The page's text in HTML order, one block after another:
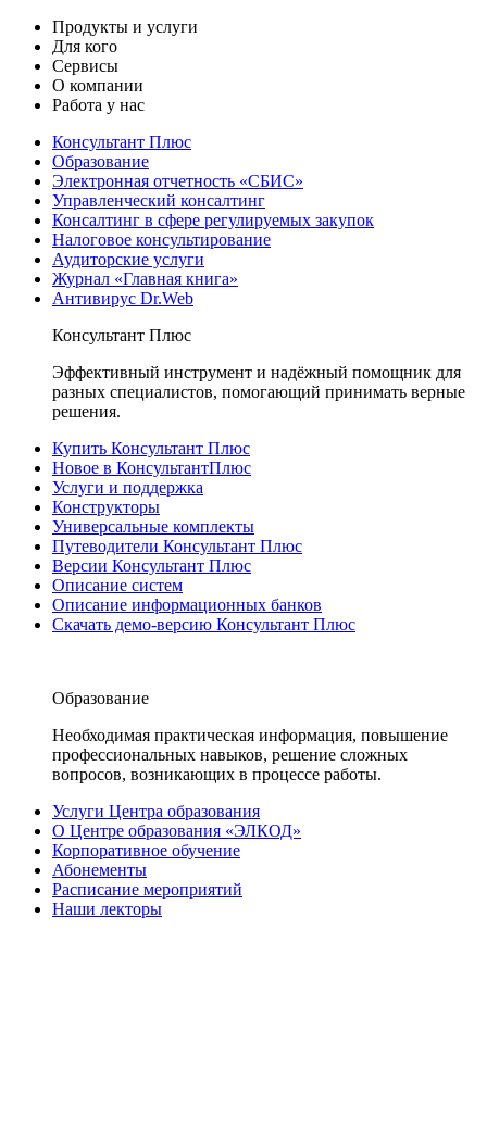
Продукты и услуги
Для кого
Сервисы
О компании
Работа у нас
Консультант Плюс
Образование
Электронная отчетность «СБИС»
Управленческий консалтинг
Консалтинг в сфере регулируемых закупок
Налоговое консультирование
Аудиторские услуги
Журнал «Главная книга»
Антивирус Dr.Web
Консультант Плюс
Эффективный инструмент и надёжный помощник для
разных специалистов, помогающий принимать верные
решения.
Купить Консультант Плюс
Новое в КонсультантПлюс
Услуги и поддержка
Конструкторы
Универсальные комплекты
Путеводители Консультант Плюс
Версии Консультант Плюс
Описание систем
Описание информационных банков
Скачать демо-версию Консультант Плюс
Образование
Необходимая практическая информация, повышение
профессиональных навыков, решение сложных
вопросов, возникающих в процессе работы.
Услуги Центра образования
О Центре образования «ЭЛКОД»
Корпоративное обучение
Абонементы
Расписание мероприятий
Наши лекторы